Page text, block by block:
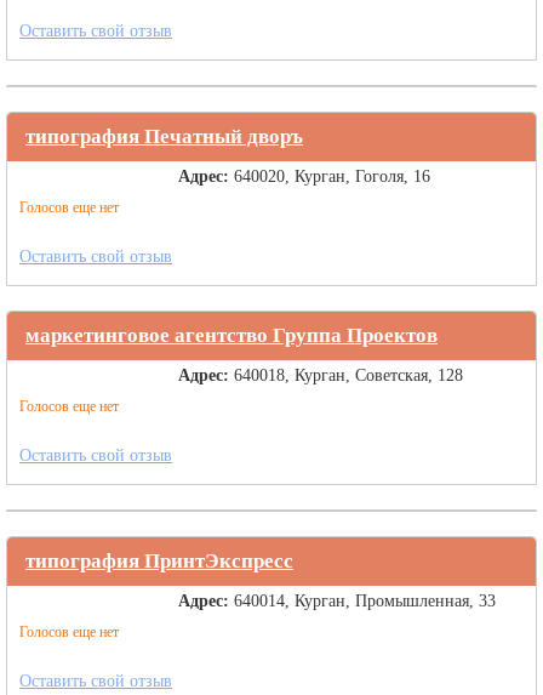
Оставить свой отзыв
типография Печатный дворъ
Голосов еще нет
Адрес: 640020, Курган, Гоголя, 16
Оставить свой отзыв
маркетинговое агентство Группа Проектов
Голосов еще нет
Адрес: 640018, Курган, Советская, 128
Оставить свой отзыв
типография ПринтЭкспресс
Голосов еще нет
Адрес: 640014, Курган, Промышленная, 33
Оставить свой отзыв